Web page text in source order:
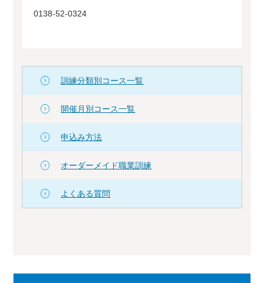
0138-52-0324
訓練分類別コース一覧
開催月別コース一覧
申込み方法
オーダーメイド職業訓練
よくある質問